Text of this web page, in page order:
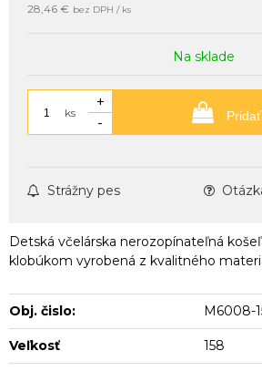
28,46 € bez DPH / ks
Na sklade
ks
+
-
Strážny pes
Detská včelárska nerozopínateľná
klobúkom vyrobená z kvalitného
Obj. čislo: M6008-
Veľkosť 158